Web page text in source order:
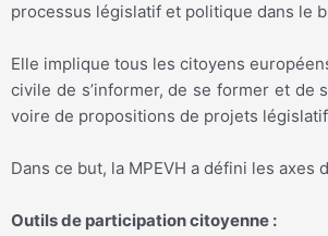
processus législatif et politique dans le
Elle implique tous les citoyens
civile de s’informer, de se former et de
voire de propositions de projets
Dans ce but, la MPEVH a défini les axes
Outils de participation citoyenne :